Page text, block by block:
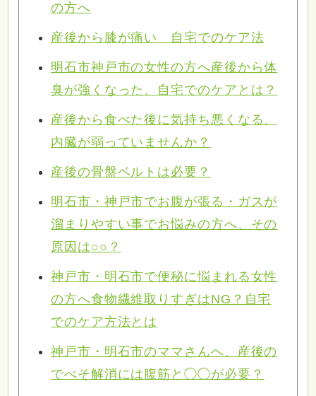
の方へ
産後から膝が痛い 自宅でのケア法
明石市神戸市の女性の方へ産後から体
臭が強くなった、自宅でのケアとは？
産後から食べた後に気持ち悪くなる、
内臓が弱っていませんか？
産後の骨盤ベルトは必要？
明石市・神戸市でお腹が張る・ガスが
溜まりやすい事でお悩みの方へ、その
原因は○○？
神戸市・明石市で便秘に悩まれる女性
の方へ食物繊維取りすぎはNG？自宅
でのケア方法とは
神戸市・明石市のママさんへ、産後の
でべそ解消には腹筋と◯◯が必要？